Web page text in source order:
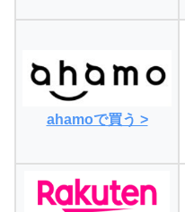
ahamoで買う >